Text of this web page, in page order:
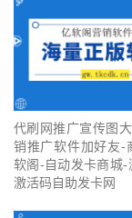
代刷网推广宣传图
销推广软件加好友-
软阁-自动发卡商城-
激活码自助发卡网